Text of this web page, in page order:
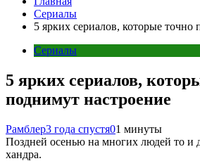
Сериалы
5 ярких сериалов, которые точно
Сериалы
5 ярких сериалов,
поднимут настроение
Рамблер3 года спустя01 минуты
Поздней осенью на многих людей то и
хандра.